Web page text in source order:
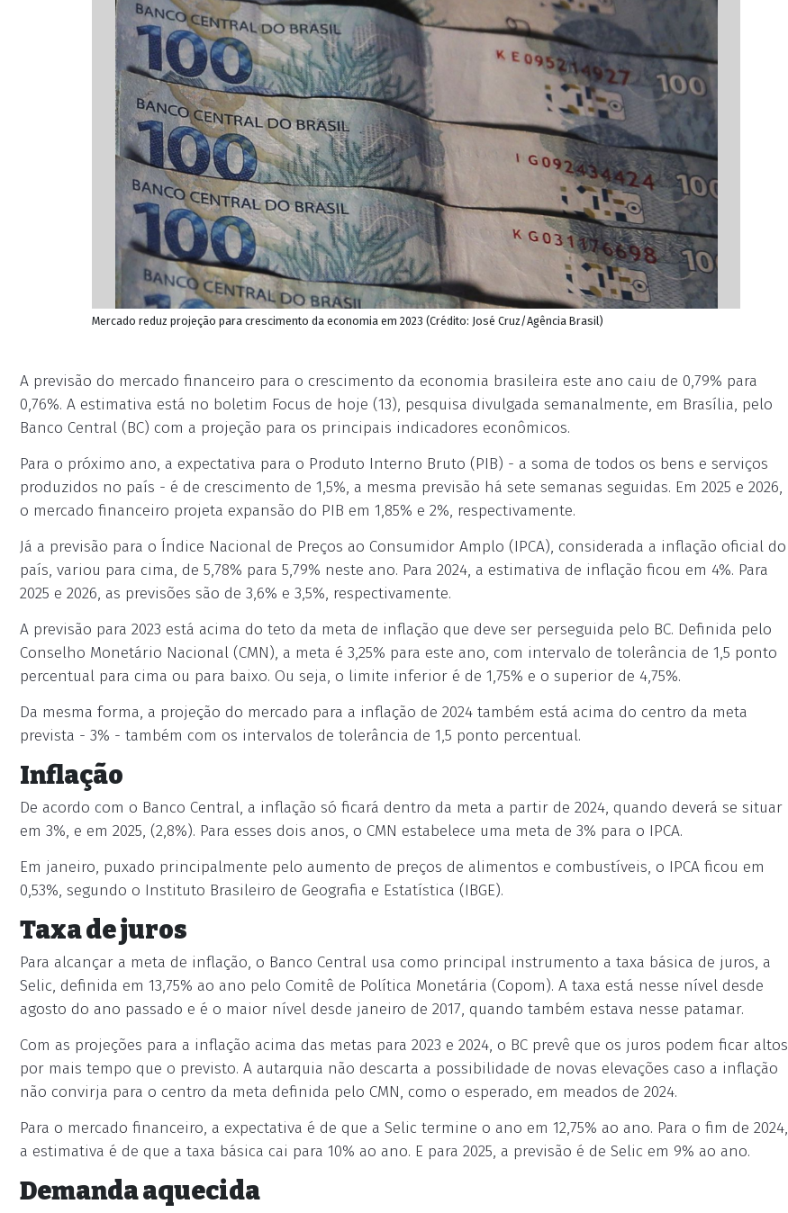
Mercado reduz projeção para crescimento da economia em 2023 (Crédito: José Cruz/Agência Brasil)
A previsão do mercado financeiro para o crescimento da economia brasileira este ano caiu de 0,79% para
0,76%. A estimativa está no boletim Focus de hoje (13), pesquisa divulgada semanalmente, em Brasília, pelo
Banco Central (BC) com a projeção para os principais indicadores econômicos.
Para o próximo ano, a expectativa para o Produto Interno Bruto (PIB) - a soma de todos os bens e serviços
produzidos no país - é de crescimento de 1,5%, a mesma previsão há sete semanas seguidas. Em 2025 e 2026,
o mercado financeiro projeta expansão do PIB em 1,85% e 2%, respectivamente.
Já a previsão para o Índice Nacional de Preços ao Consumidor Amplo (IPCA), considerada a inflação oficial do
país, variou para cima, de 5,78% para 5,79% neste ano. Para 2024, a estimativa de inflação ficou em 4%. Para
2025 e 2026, as previsões são de 3,6% e 3,5%, respectivamente.
A previsão para 2023 está acima do teto da meta de inflação que deve ser perseguida pelo BC. Definida pelo
Conselho Monetário Nacional (CMN), a meta é 3,25% para este ano, com intervalo de tolerância de 1,5 ponto
percentual para cima ou para baixo. Ou seja, o limite inferior é de 1,75% e o superior de 4,75%.
Da mesma forma, a projeção do mercado para a inflação de 2024 também está acima do centro da meta
prevista - 3% - também com os intervalos de tolerância de 1,5 ponto percentual.
Inflação
De acordo com o Banco Central, a inflação só ficará dentro da meta a partir de 2024, quando deverá se situar
em 3%, e em 2025, (2,8%). Para esses dois anos, o CMN estabelece uma meta de 3% para o IPCA.
Em janeiro, puxado principalmente pelo aumento de preços de alimentos e combustíveis, o IPCA ficou em
0,53%, segundo o Instituto Brasileiro de Geografia e Estatística (IBGE).
Taxa de juros
Para alcançar a meta de inflação, o Banco Central usa como principal instrumento a taxa básica de juros, a
Selic, definida em 13,75% ao ano pelo Comitê de Política Monetária (Copom). A taxa está nesse nível desde
agosto do ano passado e é o maior nível desde janeiro de 2017, quando também estava nesse patamar.
Com as projeções para a inflação acima das metas para 2023 e 2024, o BC prevê que os juros podem ficar altos
por mais tempo que o previsto. A autarquia não descarta a possibilidade de novas elevações caso a inflação
não convirja para o centro da meta definida pelo CMN, como o esperado, em meados de 2024.
Para o mercado financeiro, a expectativa é de que a Selic termine o ano em 12,75% ao ano. Para o fim de 2024,
a estimativa é de que a taxa básica cai para 10% ao ano. E para 2025, a previsão é de Selic em 9% ao ano.
Demanda aquecida